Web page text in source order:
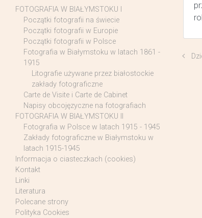
FOTOGRAFIA W BIAŁYMSTOKU I
Początki fotografii na świecie
Początki fotografii w Europie
Początki fotografii w Polsce
Fotografia w Białymstoku w latach 1861 -
1915
Litografie używane przez białostockie
zakłady fotograficzne
Carte de Visite i Carte de Cabinet
Napisy obcojęzyczne na fotografiach
FOTOGRAFIA W BIAŁYMSTOKU II
Fotografia w Polsce w latach 1915 - 1945
Zakłady fotograficzne w Białymstoku w
latach 1915-1945
Informacja o ciasteczkach (cookies)
Kontakt
Linki
Literatura
Polecane strony
Polityka Cookies